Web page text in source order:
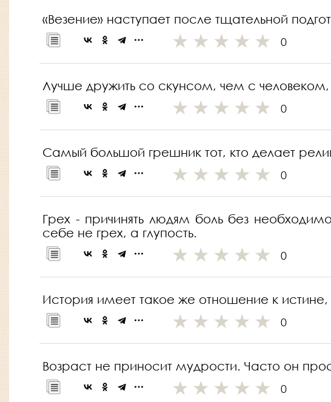
«Везение» наступает после тщательной
0
Лучше дружить со скунсом, чем с человеком,
0
Самый большой грешник тот, кто делает
0
Грех - причинять людям боль без
себе не грех, а глупость.
0
История имеет такое же отношение к истине,
0
Возраст не приносит мудрости. Часто он
0